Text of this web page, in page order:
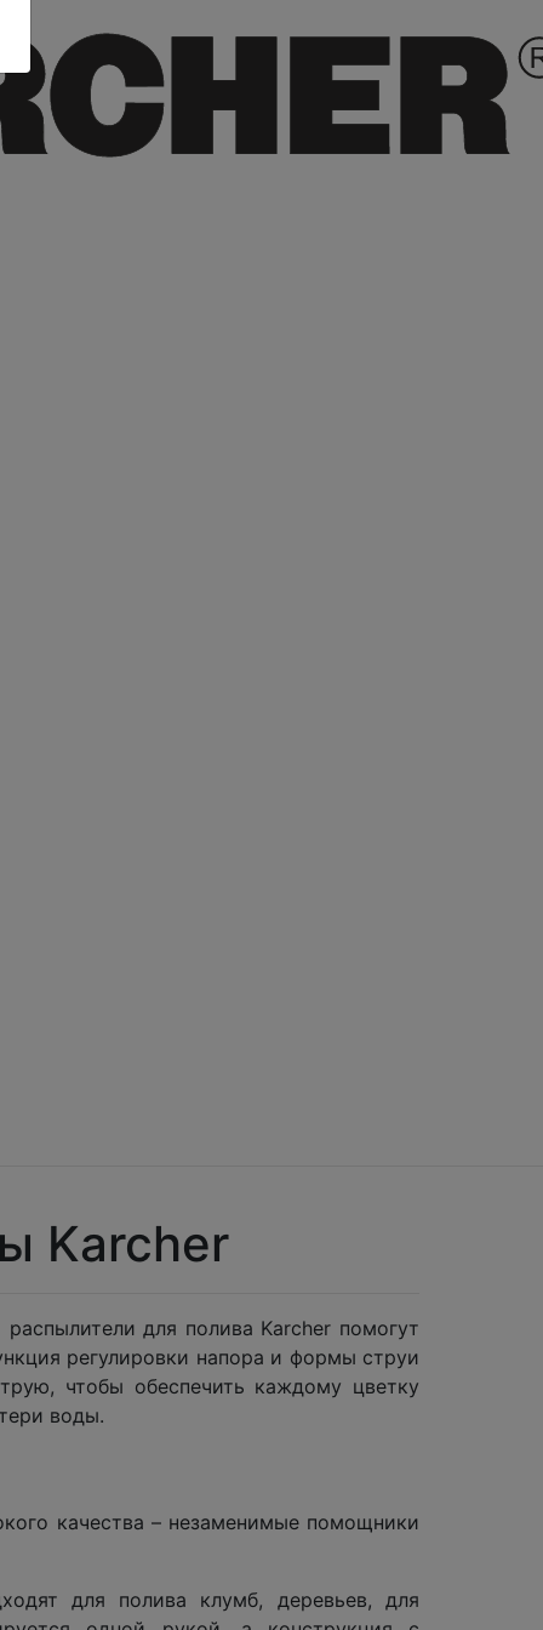
Karcher
для полива Karcher помогут
регулировки напора и формы струи
чтобы обеспечить каждому цветку
воды.
качества – незаменимые помощники
для полива клумб, деревьев, для